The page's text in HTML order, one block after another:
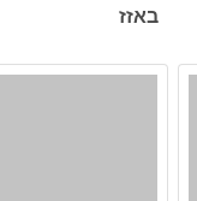
באזז